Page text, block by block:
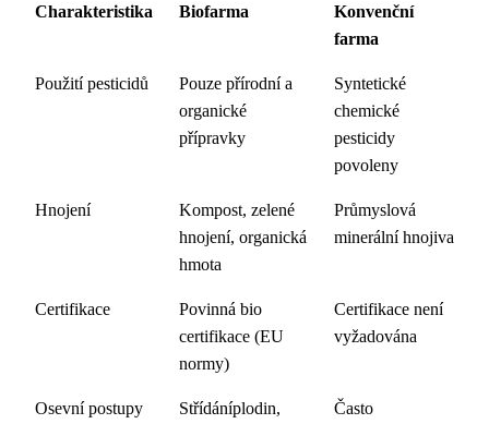
Charakteristika Biofarma
Konvenční
farma
Použití pesticidů
Pouze přírodní a
organické
přípravky
Syntetické
chemické
pesticidy
povoleny
Hnojení
Kompost, zelené
hnojení, organická
hmota
Průmyslová
minerální hnojiva
Certifikace
Povinná bio
certifikace (EU
normy)
Certifikace není
vyžadována
Osevní postupy
Střídáníplodin,
Často